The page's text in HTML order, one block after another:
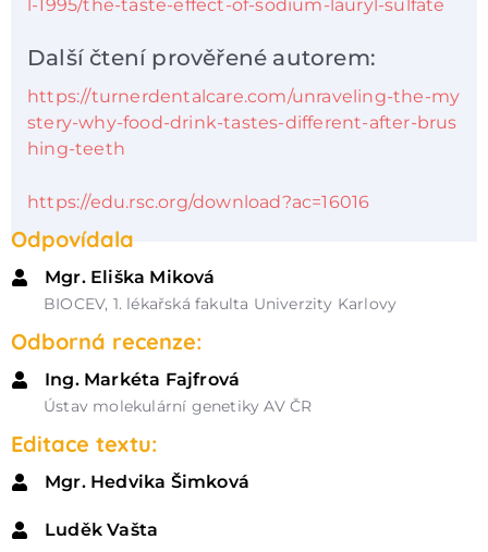
l-1995/the-taste-effect-of-sodium-lauryl-sulfate
Další čtení prověřené autorem:
https://turnerdentalcare.com/unraveling-the-my
stery-why-food-drink-tastes-different-after-brus
hing-teeth
https://edu.rsc.org/download?ac=16016
Odpovídala
Mgr. Eliška Miková
BIOCEV, 1. lékařská fakulta Univerzity Karlovy
Odborná recenze:
Ing. Markéta Fajfrová
Ústav molekulární genetiky AV ČR
Editace textu:
Mgr. Hedvika Šimková
Luděk Vašta